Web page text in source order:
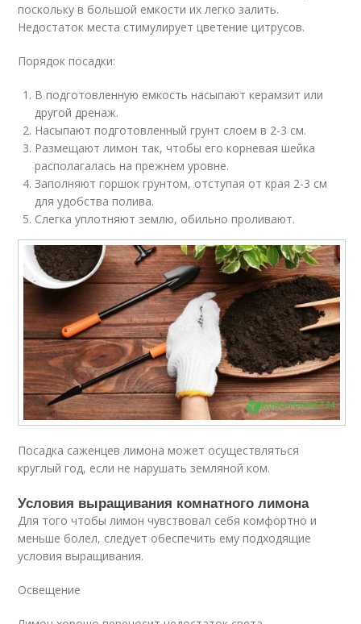
поскольку в большой емкости их легко залить.
Недостаток места стимулирует цветение цитрусов.
Порядок посадки:
В подготовленную емкость насыпают керамзит или
другой дренаж.
Насыпают подготовленный грунт слоем в 2-3 см.
Размещают лимон так, чтобы его корневая шейка
располагалась на прежнем уровне.
Заполняют горшок грунтом, отступая от края 2-3 см
для удобства полива.
Слегка уплотняют землю, обильно проливают.
Посадка саженцев лимона может осуществляться
круглый год, если не нарушать земляной ком.
Условия выращивания комнатного лимона
Для того чтобы лимон чувствовал себя комфортно и
меньше болел, следует обеспечить ему подходящие
условия выращивания.
Освещение